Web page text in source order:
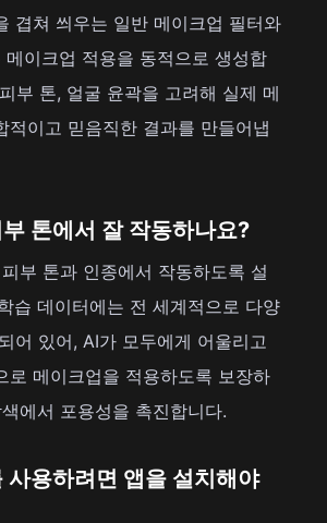
겹쳐 씌우는 일반 메이크업 필터와
메이크업 적용을 동적으로 생성합
부 톤, 얼굴 윤곽을 고려해 실제 메
적이고 믿음직한 결과를 만들어냅
톤에서 잘 작동하나요?
부 톤과 인종에서 작동하도록 설
습 데이터에는 전 세계적으로 다양
어 있어, AI가 모두에게 어울리고
로 메이크업을 적용하도록 보장하
에서 포용성을 촉진합니다.
사용하려면 앱을 설치해야